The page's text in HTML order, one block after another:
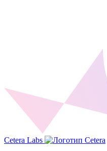
Cetera Labs